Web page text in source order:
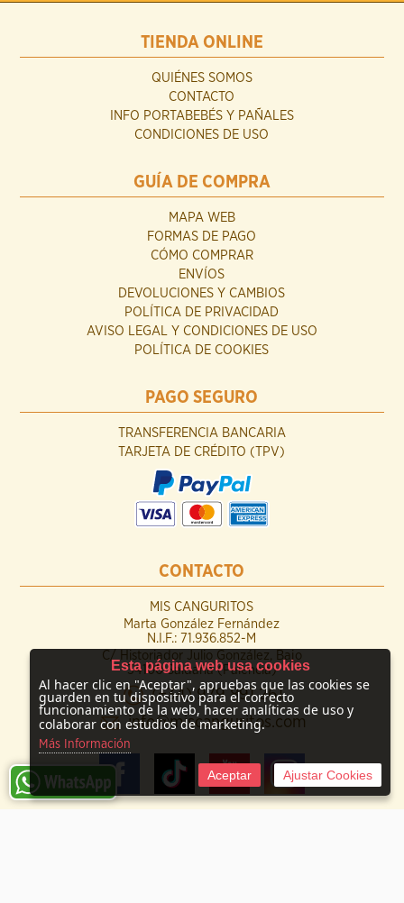
TIENDA ONLINE
QUIÉNES SOMOS
CONTACTO
INFO PORTABEBÉS Y PAÑALES
CONDICIONES DE USO
GUÍA DE COMPRA
MAPA WEB
FORMAS DE PAGO
CÓMO COMPRAR
ENVÍOS
DEVOLUCIONES Y CAMBIOS
POLÍTICA DE PRIVACIDAD
AVISO LEGAL Y CONDICIONES DE USO
POLÍTICA DE COOKIES
PAGO SEGURO
TRANSFERENCIA BANCARIA
TARJETA DE CRÉDITO (TPV)
CONTACTO
MIS CANGURITOS
Marta González Fernández
N.I.F.: 71.936.852-M
C/ Historiador Julio González, Bajo
34100 Saldaña (Palencia)
(+34) 979 891 261
info@miscanguritos.com
Esta página web usa cookies
Al hacer clic en "Aceptar", apruebas que las cookies se
guarden en tu dispositivo para el correcto
funcionamiento de la web, hacer analíticas de uso y
colaborar con estudios de marketing.
Más Información
Aceptar Ajustar Cookies